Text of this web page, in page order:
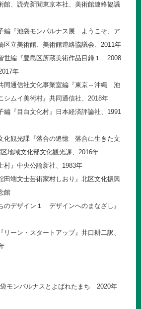
館、読売新聞東京本社、美術館連絡協議
編『池袋モンパルナス展 ようこそ、ア
区立美術館、美術館連絡協議会、2011年
世編『豊島区所蔵美術作品目録１ 2008
年
同通信社文化事業室編『東京⇔沖縄 池
シムイ美術村』共同通信社、2018年
編『目白文化村』日本経済評論社、1991
化観光課『落合の追憶 落合に生きた文
地域文化部文化観光課、2016年
村』中央公論新社、1983年
田端文士芸術家村しおり』北区文化振興
館
デザイン１ デザインへのまなざし』
リーン・スタートアップ』井口耕二訳、
モンパルナスとよばれたまち 2020年